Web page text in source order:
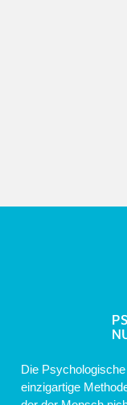
Die
einzigartige